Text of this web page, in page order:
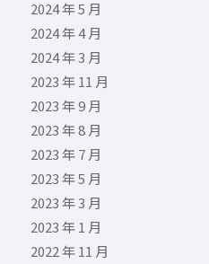
2024 年 5 月
2024 年 4 月
2024 年 3 月
2023 年 11 月
2023 年 9 月
2023 年 8 月
2023 年 7 月
2023 年 5 月
2023 年 3 月
2023 年 1 月
2022 年 11 月